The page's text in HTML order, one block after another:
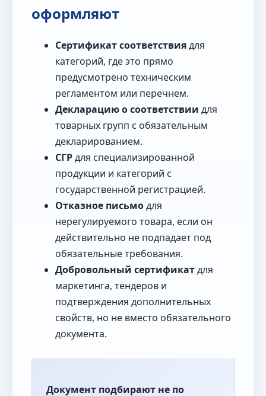
оформляют
Сертификат соответствиядля
категорий, где это прямо
предусмотрено техническим
регламентом или перечнем.
Декларацию о соответствии для
товарных групп с обязательным
декларированием.
СГРдля специализированной
продукции и категорий с
государственной регистрацией.
Отказное письмодля
нерегулируемого товара, если он
действительно не подпадает под
обязательные требования.
Добровольный сертификатдля
маркетинга, тендеров и
подтверждения дополнительных
свойств, но не вместо обязательного
документа.
Документ подбирают не по